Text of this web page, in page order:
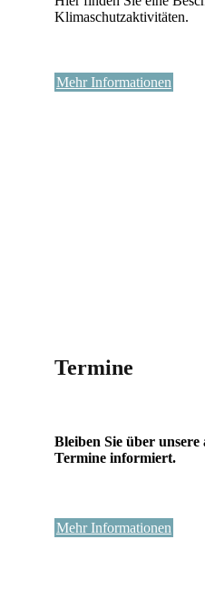
Klimaschutzaktivitäten.
Mehr Informationen
Termine
Bleiben Sie über unsere
Termine informiert.
Mehr Informationen